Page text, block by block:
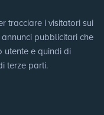
tracciare i visitatori sui
pubblicitari che
utente e quindi di
terze parti.